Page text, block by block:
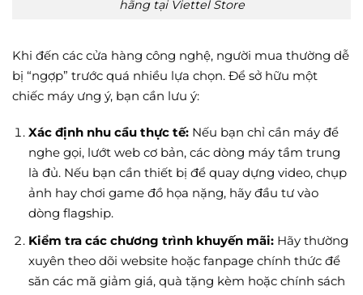
hãng tại Viettel Store
Khi đến các cửa hàng công nghệ, người mua thường dễ
bị “ngợp” trước quá nhiều lựa chọn. Để sở hữu một
chiếc máy ưng ý, bạn cần lưu ý:
Xác định nhu cầu thực tế:Nếu bạn chỉ cần máy để
nghe gọi, lướt web cơ bản, các dòng máy tầm trung
là đủ. Nếu bạn cần thiết bị để quay dựng video, chụp
ảnh hay chơi game đồ họa nặng, hãy đầu tư vào
dòng flagship.
Kiểm tra các chương trình khuyến mãi:Hãy thường
xuyên theo dõi website hoặc fanpage chính thức để
săn các mã giảm giá, quà tặng kèm hoặc chính sách